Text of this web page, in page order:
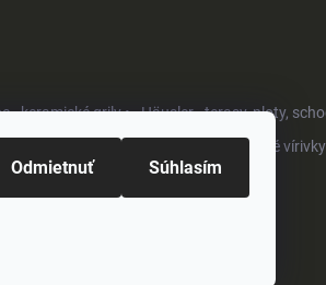
Odmietnuť Súhlasím
- keramické grily • Häusler - terasy, ploty,
Softub - luxusné vírivky